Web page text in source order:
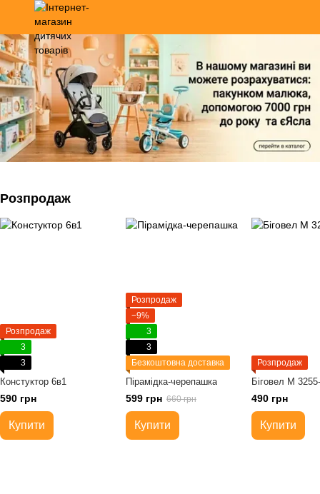
Розпродаж
Розпродаж
3
3
Констуктор 6в1
590 грн
Купити
Розпродаж
−9%
3
3
Безкоштовна доставка
Пірамідка-черепашка
599 грн 660 грн
Купити
Розпродаж
Біговел М
490 грн
Купити